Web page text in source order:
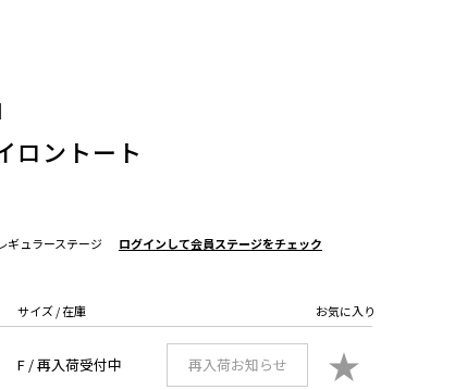
ロントート
レギュラーステージ ログインして会員ステージをチェック
サイズ / 在庫 お気に入り
F /再入荷受付中 再入荷お知らせ ★